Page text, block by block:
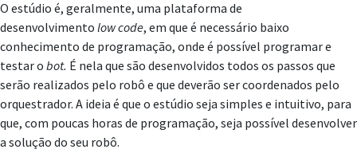
O estúdio é, geralmente, uma plataforma de
desenvolvimento low code, em que é necessário baixo
conhecimento de programação, onde é possível programar e
testar o bot. É nela que são desenvolvidos todos os passos que
serão realizados pelo robô e que deverão ser coordenados pelo
orquestrador. A ideia é que o estúdio seja simples e intuitivo, para
que, com poucas horas de programação, seja possível desenvolver
a solução do seu robô.